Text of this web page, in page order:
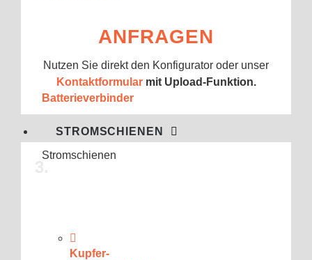
Batterieverbinder
STROMSCHIENEN
Stromschienen
Kupfer-
ANFRAGEN
Nutzen Sie direkt den Konfigurator oder unser
Kontaktformularmit Upload-Funktion.